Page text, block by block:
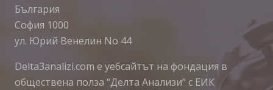
България
София 1000
ул. Юрий Венелин No 44
Delta3analizi.com e уебсайтът на фондация в
обществена полза “Делта Анализи” с ЕИК